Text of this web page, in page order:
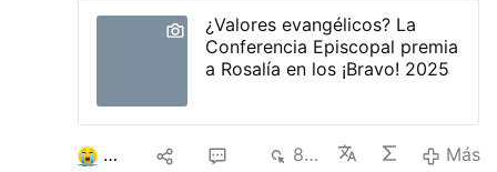
una versión escénica del enorme incensario de
Santiago de Compostela. Estos elementos se
combinan con la estética de los clubes
nocturnos, la provocación sexual y las
reinterpretaciones de temas religiosos.
¿Valores evangélicos? La
Conferencia Episcopal premia
a Rosalía en los ¡Bravo! 2025
8 K Más